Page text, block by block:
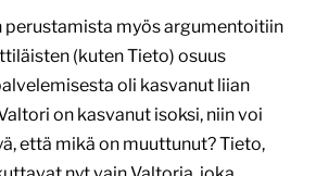
perustamista myös argumentoitiin
(kuten Tieto) osuus
oli kasvanut liian
on kasvanut isoksi, niin voi
että mikä on muuttunut? Tieto,